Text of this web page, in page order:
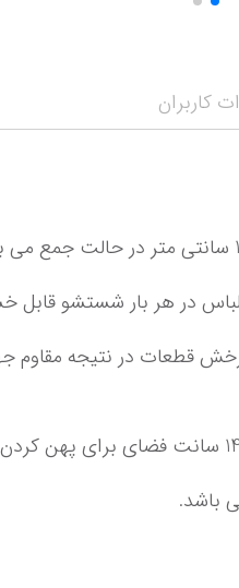
کاربران
در هر بار شستشو
باشد.